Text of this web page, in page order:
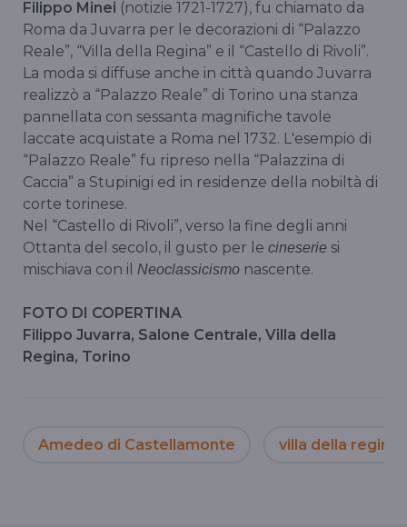
Filippo Minei (notizie 1721-1727), fu chiamato da
Roma da Juvarra per le decorazioni di “Palazzo
Reale”, “Villa della Regina” e il “Castello di Rivoli”.
La moda si diffuse anche in città quando Juvarra
realizzò a “Palazzo Reale” di Torino una stanza
pannellata con sessanta magnifiche tavole
laccate acquistate a Roma nel 1732. L'esempio di
“Palazzo Reale” fu ripreso nella “Palazzina di
Caccia” a Stupinigi ed in residenze della nobiltà di
corte torinese.
Nel “Castello di Rivoli”, verso la fine degli anni
Ottanta del secolo, il gusto per le cineserie si
mischiava con il
Neoclassicismo nascente.
FOTO DI COPERTINA
Filippo Juvarra, Salone Centrale, Villa della
Regina, Torino
Amedeo di Castellamonte villa della regina